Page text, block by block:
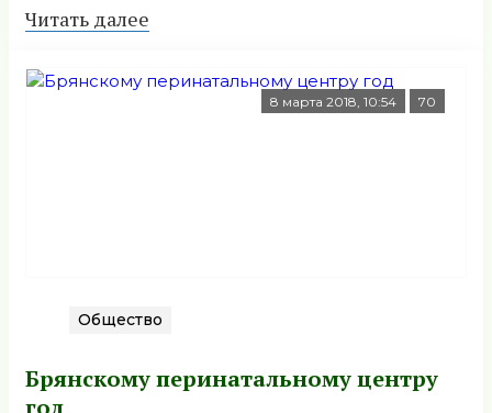
Читать далее
8 марта 2018, 10:54 70
Общество
Брянскому перинатальному центру